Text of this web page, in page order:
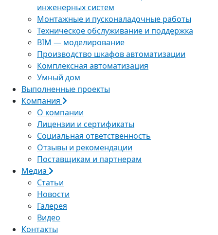
инженерных систем
Монтажные и пусконаладочные работы
Техническое обслуживание и поддержка
BIM — моделирование
Производство шкафов автоматизации
Комплексная автоматизация
Умный дом
Выполненные проекты
Компания
О компании
Лицензии и сертификаты
Социальная ответственность
Отзывы и рекомендации
Поставщикам и партнерам
Медиа
Статьи
Новости
Галерея
Видео
Контакты